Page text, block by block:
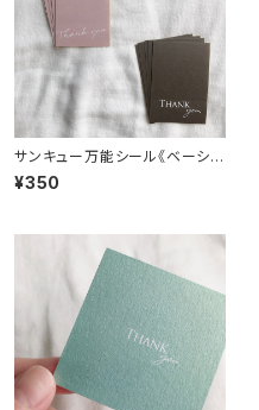
サンキュー万能シール《ベーシッ
クカラー》
¥350